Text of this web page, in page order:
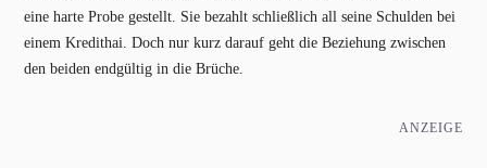
eine harte Probe gestellt. Sie bezahlt schließlich all seine Schulden bei
einem Kredithai. Doch nur kurz darauf geht die Beziehung zwischen
den beiden endgültig in die Brüche.
ANZEIGE